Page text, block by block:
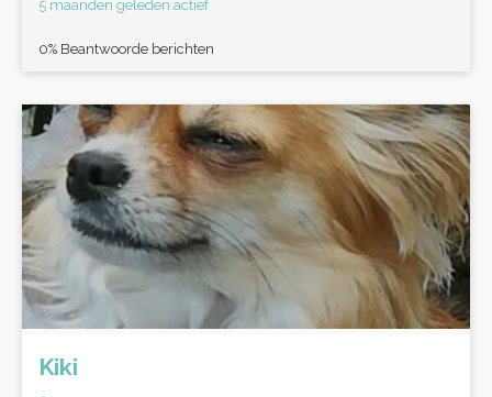
5 maanden geleden actief
0% Beantwoorde berichten
Kiki